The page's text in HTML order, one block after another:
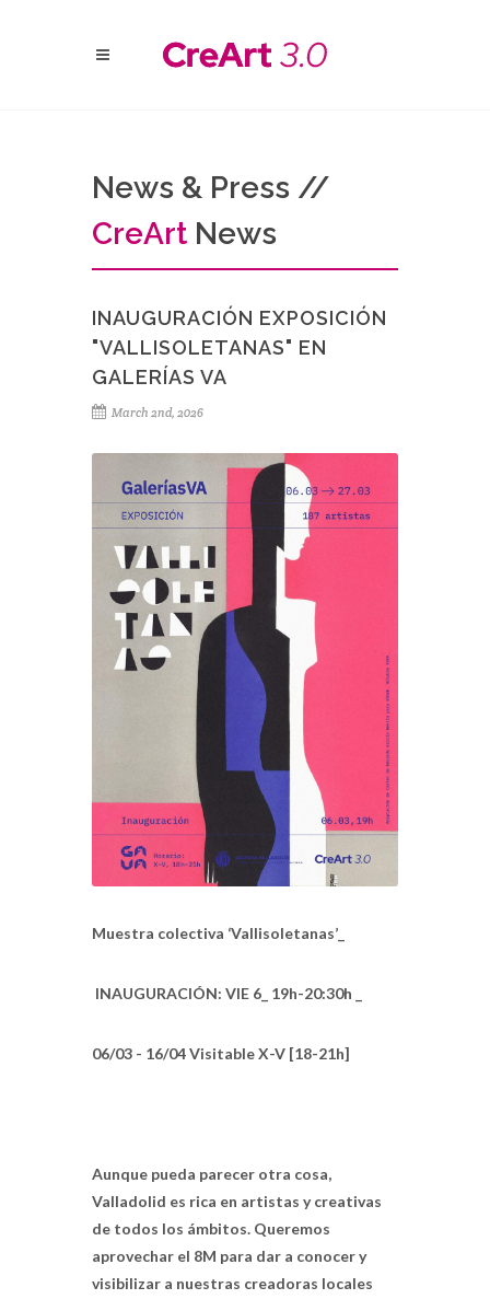
News & Press //
CreArt News
INAUGURACIÓN EXPOSICIÓN
"VALLISOLETANAS" EN
GALERÍAS VA
March 2nd, 2026
Muestra colectiva ‘Vallisoletanas’_
INAUGURACIÓN: VIE 6_ 19h-20:30h _
06/03 - 16/04 Visitable X-V [18-21h]
Aunque pueda parecer otra cosa,
Valladolid es rica en artistas y creativas
de todos los ámbitos. Queremos
aprovechar el 8M para dar a conocer y
visibilizar a nuestras creadoras locales